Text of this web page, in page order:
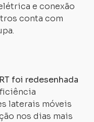
e conexão
conta com
foi redesenhada
laterais móveis
nos dias mais